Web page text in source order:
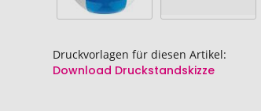
Druckvorlagen für diesen Artikel:
Download Druckstandskizze